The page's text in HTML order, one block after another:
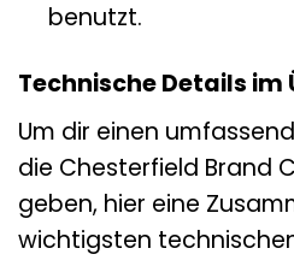
benutzt.
Technische Details im
Um dir einen
die Chesterfield Brand
geben, hier eine
wichtigsten